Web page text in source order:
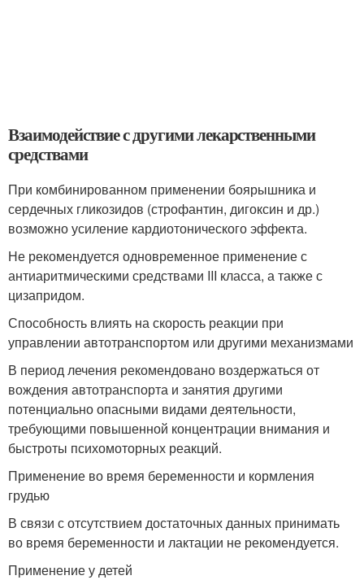
Взаимодействие с другими лекарственными
средствами
При комбинированном применении боярышника и
сердечных гликозидов (строфантин, дигоксин и др.)
возможно усиление кардиотонического эффекта.
Не рекомендуется одновременное применение с
антиаритмическими средствами III класса, а также с
цизапридом.
Способность влиять на скорость реакции при
управлении автотранспортом или другими механизмами
В период лечения рекомендовано воздержаться от
вождения автотранспорта и занятия другими
потенциально опасными видами деятельности,
требующими повышенной концентрации внимания и
быстроты психомоторных реакций.
Применение во время беременности и кормления
грудью
В связи с отсутствием достаточных данных принимать
во время беременности и лактации не рекомендуется.
Применение у детей